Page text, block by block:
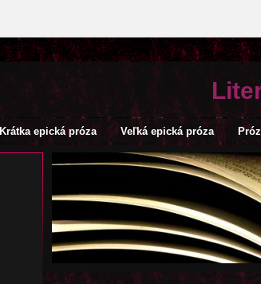
Krátka epická próza Veľká epická próza